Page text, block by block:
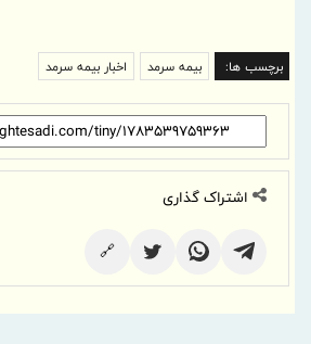
برچسب ها: بیمه سرمد اخبار بیمه سرمد
اشتراک گذاری
🔗